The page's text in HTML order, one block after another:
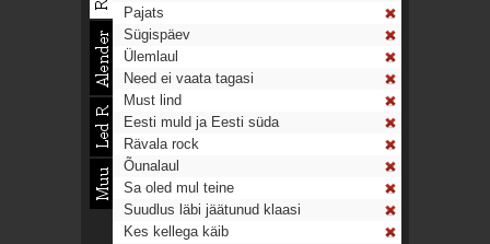
Pajats
Sügispäev
Ülemlaul
Need ei vaata tagasi
Must lind
Eesti muld ja Eesti süda
Rävala rock
Õunalaul
Sa oled mul teine
Suudlus läbi jäätunud klaasi
Kes kellega käib